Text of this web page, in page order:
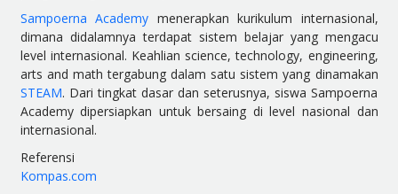
Sampoerna Academy menerapkan kurikulum internasional,
dimana didalamnya terdapat sistem belajar yang mengacu
level internasional. Keahlian science, technology, engineering,
arts and math tergabung dalam satu sistem yang dinamakan
STEAM. Dari tingkat dasar dan seterusnya, siswa Sampoerna
Academy dipersiapkan untuk bersaing di level nasional dan
internasional.
Referensi
Kompas.com